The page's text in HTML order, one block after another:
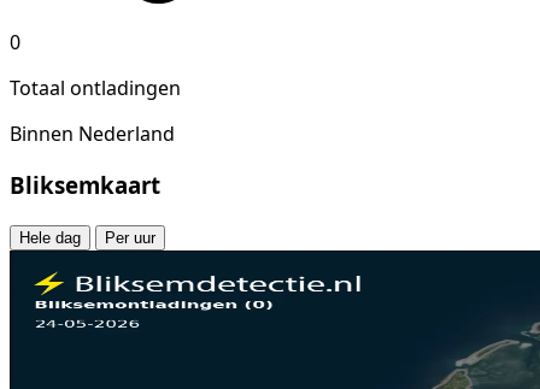
0
Totaal ontladingen
Binnen Nederland
Bliksemkaart
Hele dag Per uur